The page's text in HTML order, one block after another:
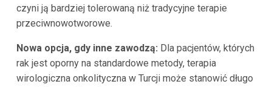
czyni ją bardziej tolerowaną niż tradycyjne terapie
przeciwnowotworowe.
Nowa opcja, gdy inne zawodzą: Dla pacjentów, których
rak jest oporny na standardowe metody, terapia
wirologiczna onkolityczna w Turcji może stanowić długo